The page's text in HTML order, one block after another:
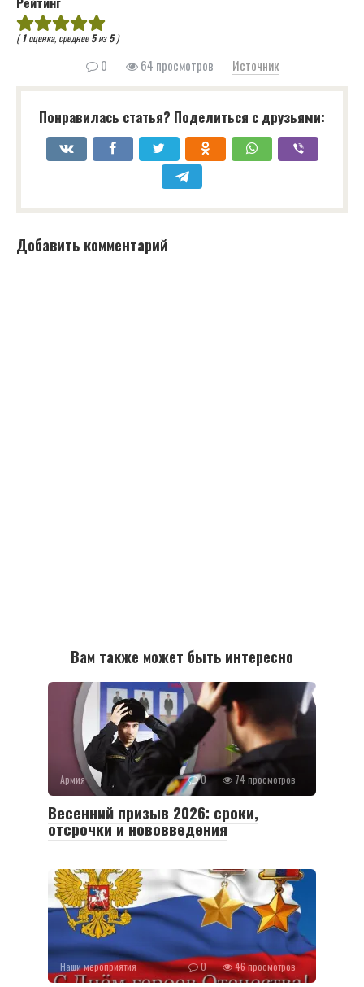
(1оценка, среднее5из5)
0 64 просмотров Источник
Понравилась статья? Поделиться с друзьями:
Добавить комментарий
Вам также может быть интересно
Армия 0 74 просмотров
Весенний призыв 2026: сроки,
отсрочки и нововведения
Наши мероприятия 0 46 просмотров